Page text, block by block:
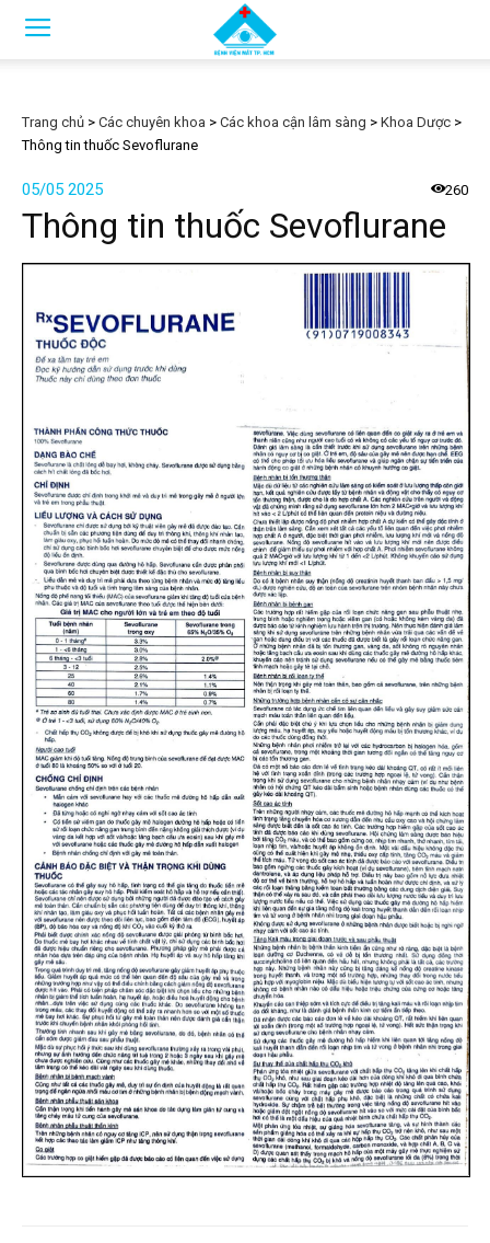
Trang chủ > Các chuyên khoa > Các khoa cận lâm sàng > Khoa Dược >
Thông tin thuốc Sevoflurane
05/05 2025 260
Thông tin thuốc Sevoflurane